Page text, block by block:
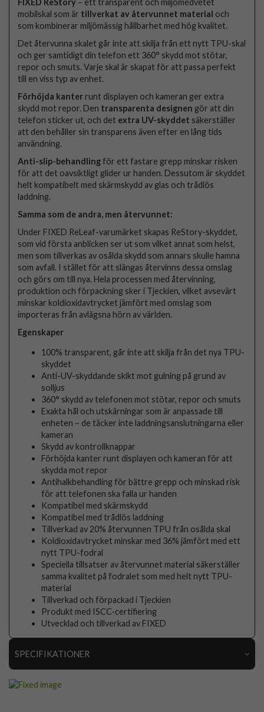
mobilskal som är tillverkat av återvunnet material och
som kombinerar miljömässig hållbarhet med hög kvalitet.
Det återvunna skalet går inte att skilja från ett nytt TPU-skal
och ger samtidigt din telefon ett 360° skydd mot stötar,
repor och smuts. Varje skal är skapat för att passa perfekt
till en viss typ av enhet.
Förhöjda kanter runt displayen och kameran ger extra
skydd mot repor. Den transparenta designen gör att din
telefon sticker ut, och det extra UV-skyddet säkerställer
att den behåller sin transparens även efter en lång tids
användning.
Anti-slip-behandlingför ett fastare grepp minskar risken
för att det oavsiktligt glider ur handen. Dessutom är skyddet
helt kompatibelt med skärmskydd av glas och trådlös
laddning.
Samma som de andra, men återvunnet:
Under FIXED ReLeaf-varumärket skapas ReStory-skyddet,
som vid första anblicken ser ut som vilket annat som helst,
men som tillverkas av osålda skydd som annars skulle hamna
som avfall. I stället för att slängas återvinns dessa omslag
och görs om till nya. Hela processen med återvinning,
produktion och förpackning sker i Tjeckien, vilket avsevärt
minskar koldioxidavtrycket jämfört med omslag som
importeras från avlägsna hörn av världen.
Egenskaper
100% transparent, går inte att skilja från det nya TPU-
skyddet
Anti-UV-skyddande skikt mot gulning på grund av
solljus
360° skydd av telefonen mot stötar, repor och smuts
Exakta hål och utskärningar som är anpassade till
enheten – de täcker inte laddningsanslutningarna eller
kameran
Skydd av kontrollknappar
Förhöjda kanter runt displayen och kameran för att
skydda mot repor
Antihalkbehandling för bättre grepp och minskad risk
för att telefonen ska falla ur handen
Kompatibel med skärmskydd
Kompatibel med trådlös laddning
Tillverkad av 20% återvunnen TPU från osålda skal
Koldioxidavtrycket minskar med 36% jämfört med ett
nytt TPU-fodral
Speciella tillsatser av återvunnet material säkerställer
samma kvalitet på fodralet som med helt nytt TPU-
material
Tillverkad och förpackad i Tjeckien
Produkt med ISCC-certifiering
Utvecklad och tillverkad av FIXED
SPECIFIKATIONER